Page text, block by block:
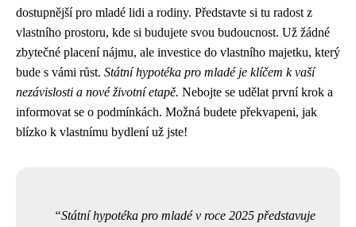
dostupnější pro mladé lidi a rodiny. Představte si tu radost z
vlastního prostoru, kde si budujete svou budoucnost. Už žádné
zbytečné placení nájmu, ale investice do vlastního majetku, který
bude s vámi růst. Státní hypotéka pro mladé je klíčem k vaší
nezávislosti a nové životní etapě. Nebojte se udělat první krok a
informovat se o podmínkách. Možná budete překvapeni, jak
blízko k vlastnímu bydlení už jste!
Státní hypotéka pro mladé v roce 2025 představuje